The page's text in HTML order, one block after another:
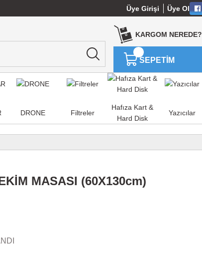
Üye Girişi Üye Ol
KARGOM NEREDE?
SEPETİM
DRONE Filtreler
Hafıza Kart &
Hard Disk
Yazıcılar
MASASI (60X130cm)